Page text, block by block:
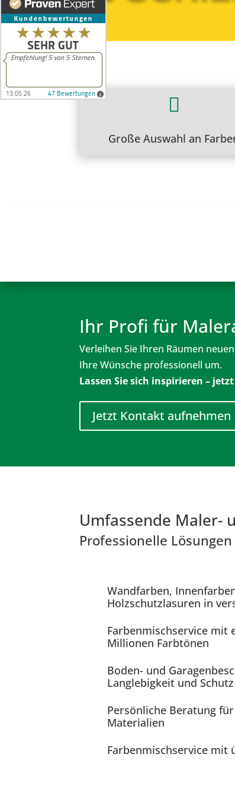

Große Auswahl an
Ihr Profi für
Verleihen Sie Ihren Räumen
Ihre Wünsche professionell um.
Lassen Sie sich inspirieren –
Jetzt Kontakt aufnehmen
Umfassende Maler-
Professionelle
Wandfarben,
Holzschutzlasuren in
Farbenmischservice mit
Millionen Farbtönen
Boden- und
Langlebigkeit und Schutz
Persönliche Beratung
Materialien
Farbenmischservice mit